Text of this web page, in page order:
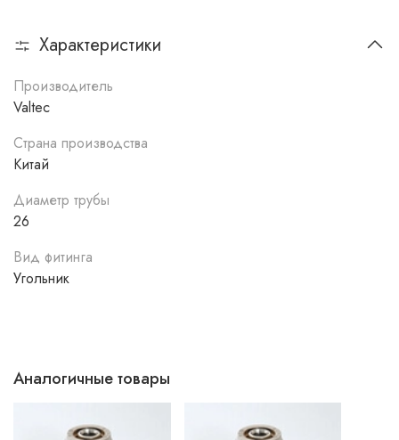
Характеристики
Производитель
Valtec
Страна производства
Китай
Диаметр трубы
26
Вид фитинга
Угольник
Аналогичные товары